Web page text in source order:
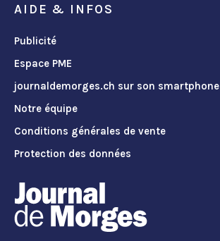
AIDE & INFOS
Publicité
Espace PME
journaldemorges.ch sur son smartphone
Notre équipe
Conditions générales de vente
Protection des données